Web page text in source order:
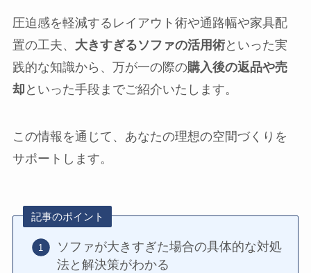
圧迫感を軽減するレイアウト術や通路幅や家具配
置の工夫、 大きすぎるソファの活用術といった実
践的な知識から、万が一の際の購入後の返品や売
却 といった手段までご紹介いたします。
この情報を通じて、あなたの理想の空間づくりを
サポートします。
記事のポイント
ソファが大きすぎた場合の具体的な対処
法と解決策がわかる